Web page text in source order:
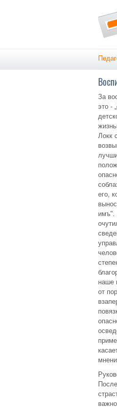
За
это -
Локк
его,
имъ".
наше
от